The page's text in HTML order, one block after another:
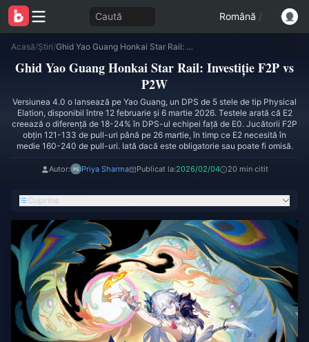
Caută Română /
Acasă/Știri/ Ghid Yao Guang Honkai Star Rail: Investiție F2P vs P2W
Ghid Yao Guang Honkai Star Rail: Investiție F2P vs
P2W
Versiunea 4.0 o lansează pe Yao Guang, un DPS de 5 stele de tip Physical
Elation, disponibil între 12 februarie și 6 martie 2026. Testele arată că E2
creează o diferență de 18-24% în DPS-ul echipei față de E0. Jucătorii F2P
obțin 121-133 de pull-uri până pe 26 martie, în timp ce E2 necesită în
medie 160-240 de pull-uri. Iată dacă este obligatorie sau poate fi omisă.
Autor: Priya Sharma Publicat la:2026/02/04 20 min citit
Cuprins